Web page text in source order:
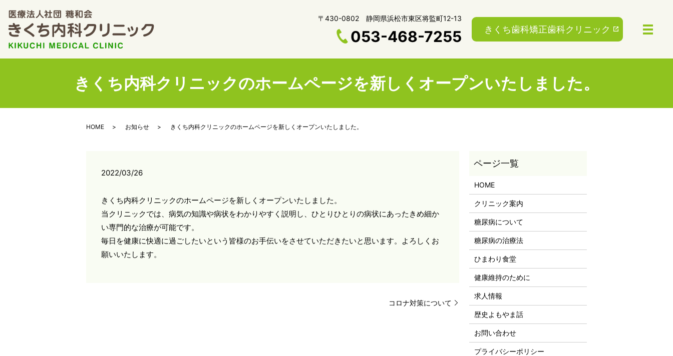
〒430-0802 静岡県浜松市東区将監町12-13
053-468-7255 きくち歯科矯正歯科クリニック
きくち内科クリニックのホームページを新しくオープンいたしました。
HOME お知らせ きくち内科クリニックのホームページを新しくオープンいたしました。
2022/03/26
きくち内科クリニックのホームページを新しくオープンいたしました。
当クリニックでは、病気の知識や病状をわかりやすく説明し、ひとりひとりの病状にあったきめ細か
い専門的な治療が可能です。
毎日を健康に快適に過ごしたいという皆様のお手伝いをさせていただきたいと思います。よろしくお
願いいたします。
コロナ対策について
HOME
クリニック案内
糖尿病について
糖尿病の治療法
ひまわり食堂
健康維持のために
求人情報
歴史よもやま話
お問い合わせ
プライバシーポリシー